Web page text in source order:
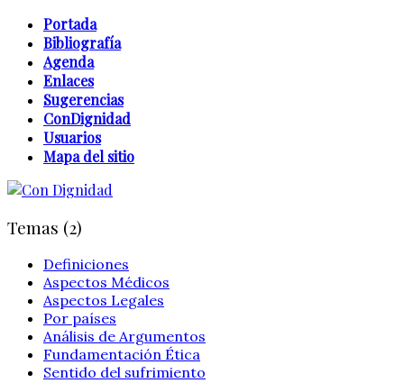
Portada
Bibliografía
Agenda
Enlaces
Sugerencias
ConDignidad
Usuarios
Mapa del sitio
Temas (2)
Definiciones
Aspectos Médicos
Aspectos Legales
Por países
Análisis de Argumentos
Fundamentación Ética
Sentido del sufrimiento